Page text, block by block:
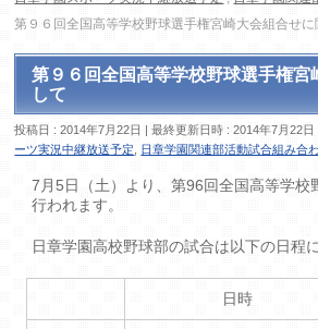
第９６回全国高等学校野球選手権宮崎大会組合せに
第９６回全国高等学校野球選手権宮
して
投稿日 : 2014年7月22日 最終更新日時 : 2014年7月22日
ーツ実況中継放送予定
日章学園関連部活動試合組み合
7月5日（土）より、第96回全国高等学校
行われます。
日章学園高校野球部の試合は以下の日程
日時